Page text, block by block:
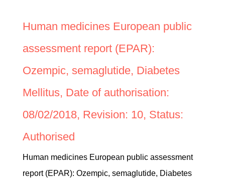
Human medicines European public
assessment report (EPAR):
Ozempic, semaglutide, Diabetes
Mellitus, Date of authorisation:
08/02/2018, Revision: 10, Status:
Authorised
Human medicines European public assessment
report (EPAR): Ozempic, semaglutide, Diabetes